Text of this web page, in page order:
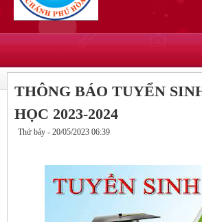
THÔNG BÁO TUYỂN
HỌC 2023-2024
Thứ bảy - 20/05/2023 06:39